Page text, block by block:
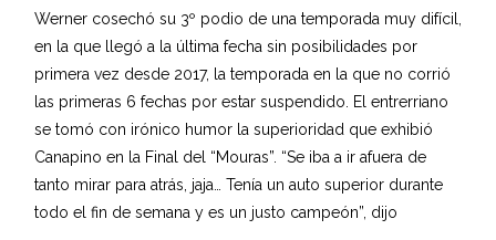
Werner cosechó su 3º podio de una temporada muy difícil,
en la que llegó a la última fecha sin posibilidades por
primera vez desde 2017, la temporada en la que no corrió
las primeras 6 fechas por estar suspendido. El entrerriano
se tomó con irónico humor la superioridad que exhibió
Canapino en la Final del “Mouras”. “Se iba a ir afuera de
tanto mirar para atrás, jaja… Tenía un auto superior durante
todo el fin de semana y es un justo campeón”, dijo